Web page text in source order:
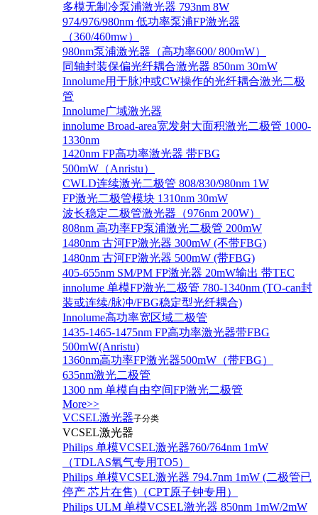
多模无制冷泵浦激光器 793nm 8W
974/976/980nm 低功率泵浦FP激光器
（360/460mw）
980nm泵浦激光器（高功率600/ 800mW）
同轴封装保偏光纤耦合激光器 850nm 30mW
Innolume用于脉冲或CW操作的光纤耦合激光二极
管
Innolume广域激光器
innolume Broad-area宽发射大面积激光二极管 1000-
1330nm
1420nm FP高功率激光器 带FBG
500mW（Anristu）
CWLD连续激光二极管 808/830/980nm 1W
FP激光二极管模块 1310nm 30mW
波长稳定二极管激光器（976nm 200W）
808nm 高功率FP泵浦激光二极管 200mW
1480nm 古河FP激光器 300mW (不带FBG)
1480nm 古河FP激光器 500mW (带FBG)
405-655nm SM/PM FP激光器 20mW输出 带TEC
innolume 单模FP激光二极管 780-1340nm (TO-can封
装或连续/脉冲/FBG稳定型光纤耦合)
Innolume高功率宽区域二极管
1435-1465-1475nm FP高功率激光器带FBG
500mW(Anristu)
1360nm高功率FP激光器500mW（带FBG）
635nm激光二极管
1300 nm 单模自由空间FP激光二极管
More>>
VCSEL激光器子分类
VCSEL激光器
Philips 单模VCSEL激光器760/764nm 1mW
（TDLAS氧气专用TO5）
Philips 单模VCSEL激光器 794.7nm 1mW (二极管已
停产 芯片在售)（CPT原子钟专用）
Philips ULM 单模VCSEL激光器 850nm 1mW/2mW